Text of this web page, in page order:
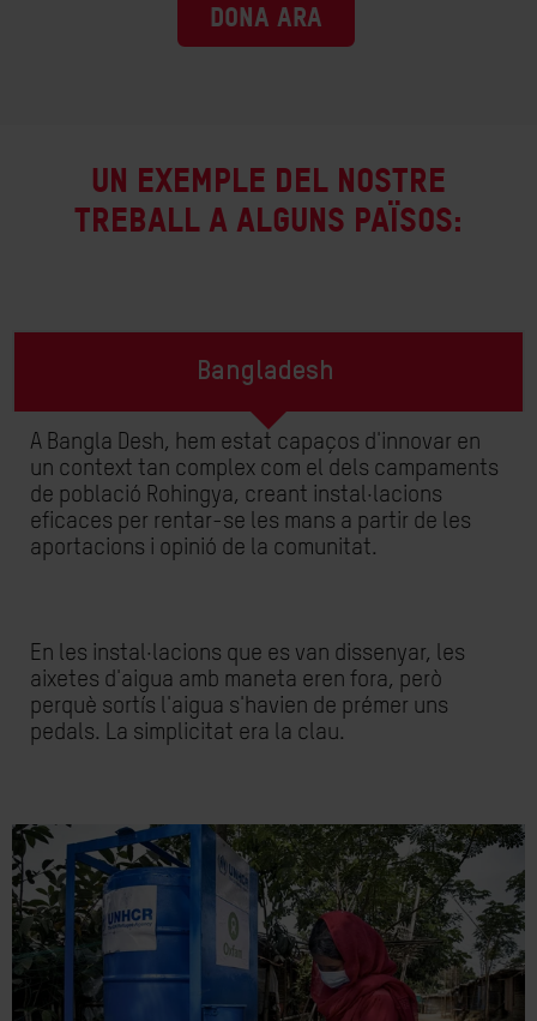
DONA ARA
Un exemple del nostre
treball a alguns països:
Bangladesh
A Bangla Desh, hem estat capaços d'innovar en
un context tan complex com el dels campaments
de població Rohingya, creant instal·lacions
eficaces per rentar-se les mans a partir de les
aportacions i opinió de la comunitat.
En les instal·lacions que es van dissenyar, les
aixetes d'aigua amb maneta eren fora, però
perquè sortís l'aigua s'havien de prémer uns
pedals. La simplicitat era la clau.